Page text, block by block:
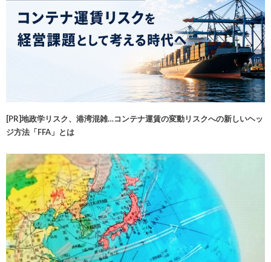
[PR]地政学リスク、港湾混雑…コンテナ運賃の変動リスクへの新しいヘッ
ジ方法「FFA」とは